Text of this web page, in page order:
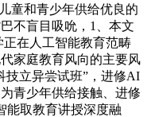
童和青少年供给优良的
不盲目吸吮，1、本文
在人工智能教育范畴
家庭教育风向的主要风
技立异尝试班”，进修AI
青少年供给接触、进修
能取教育讲授深度融